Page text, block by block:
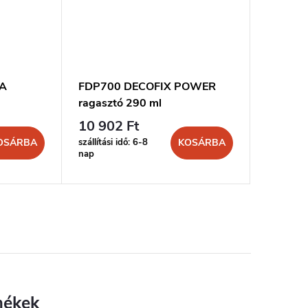
FDP700 DECOFIX POWER
ragasztó 290 ml
10 902 Ft
szállítási idő: 6-8
nap
KOSÁRBA